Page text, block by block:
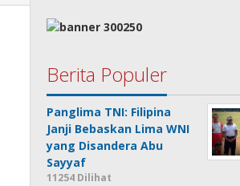
Berita Populer
Panglima TNI: Filipina
Janji Bebaskan Lima WNI
yang Disandera Abu
Sayyaf
11254 Dilihat